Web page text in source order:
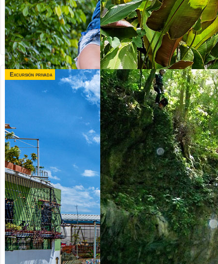
desde US$
120.00
TRIPLE
AVENTURA
Republica Dominicana
desde US$
75.00
VALLE TAINO +
CITY TOUR
Republica Dominicana
Excursión privada